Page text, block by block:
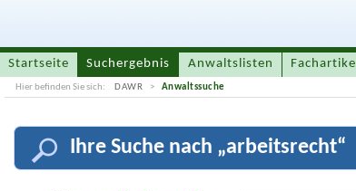
Startseite Suchergebnis Anwaltslisten Fachartikel
Hier befinden Sie sich: DAWR Anwaltssuche
Ihre Suche nach „arbeitsrecht“